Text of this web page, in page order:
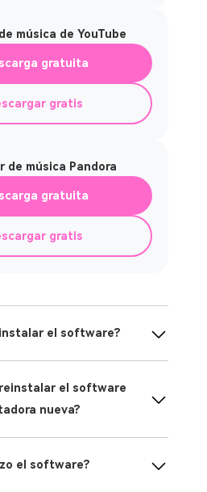
música de YouTube
gratuita
gratis
de música Pandora
gratuita
gratis
instalar el software?
reinstalar el software
nueva?
el software?